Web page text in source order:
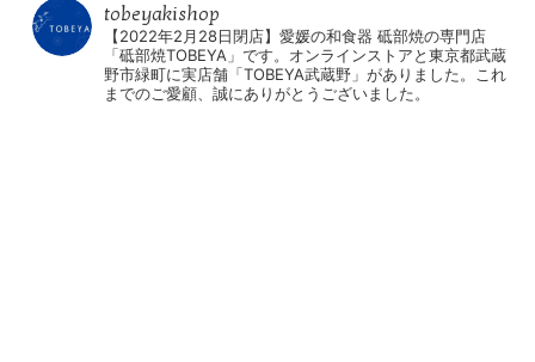
tobeyakishop
【2022年2月28日閉店】愛媛の和食器 砥部焼の専門店
「砥部焼TOBEYA」です。オンラインストアと東京都武蔵
野市緑町に実店舗「TOBEYA武蔵野」がありました。これ
までのご愛顧、誠にありがとうございました。